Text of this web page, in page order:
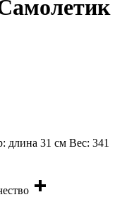
длина 31 см Вес: 341